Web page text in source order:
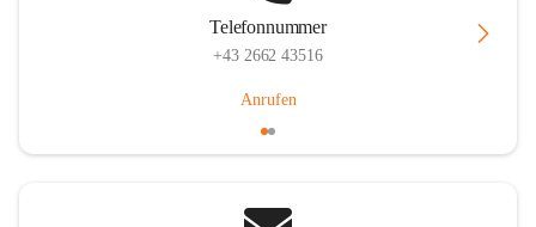
Telefonnummer
+43 2662 43516
Anrufen